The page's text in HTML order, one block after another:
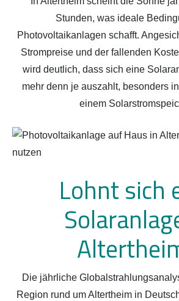
Stunden, was ideale
Photovoltaikanlagen schafft.
Strompreise und der fallenden
wird deutlich, dass sich eine
mehr denn je auszahlt, besonders
einem
Lohnt sich
Die jährliche
Region rund um Altertheim in